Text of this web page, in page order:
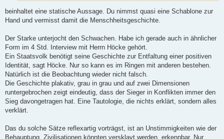
beinhaltet eine statische Aussage. Du nimmst quasi eine Schablone zur
Hand und vermisst damit die Menschheitsgeschichte.
Der Starke unterjocht den Schwachen. Habe ich gerade auch in ähnlicher
Form im 4 Std. Interview mit Herrn Höcke gehört.
Ein Staatsvolk benötigt seine Geschichte zur Entfaltung einer positiven
Identität, sagt Höcke. Nur so kann es im Ringen mit anderen bestehen.
Natürlich ist die Beobachtung wieder nicht falsch.
Die Geschichte plakativ, grau in grau und auf zwei Dimensionen
runtergebrochen zeigt eindeutig, dass der Sieger in Konflikten immer den
Sieg davongetragen hat. Eine Tautologie, die nichts erklärt, sondern alles
verklärt.
Das du solche Sätze reflexartig vorträgst, ist an Unstimmigkeiten wie der
Behauptung, Zivilisationen könnten versklavt werden, erkennbar. Nur